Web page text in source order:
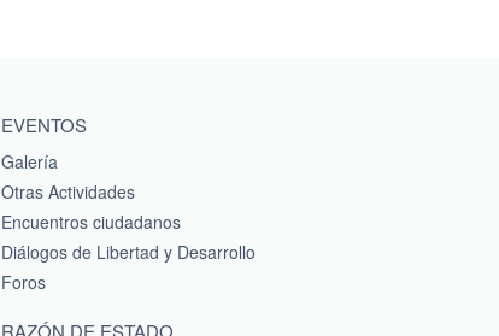
EVENTOS
Galería
Otras Actividades
Encuentros ciudadanos
Diálogos de Libertad y Desarrollo
Foros
RAZÓN DE ESTADO